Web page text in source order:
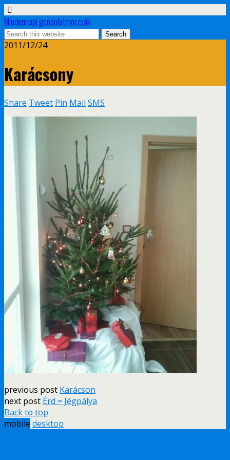
Mindennapi gondolatmorzsák
2011/12/24
Karácsony
Share Tweet Pin Mail SMS
previous post Karácson
next post Érd = Jégpálya
Back to top
mobile desktop